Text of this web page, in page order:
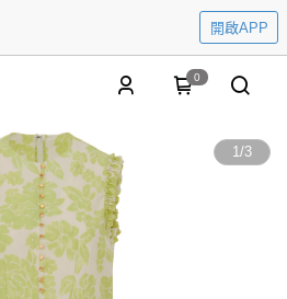
開啟APP
0
1/3